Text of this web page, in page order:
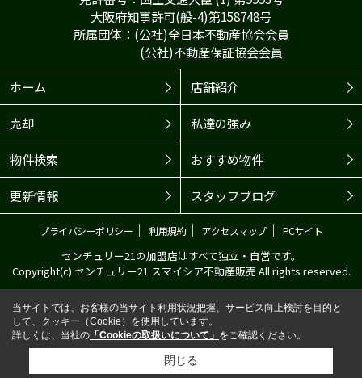
大阪府知事許可(般-4)第158748号
所属団体：(公社)全日本不動産協会会員
(公社)不動産保証協会会員
ホーム
店舗紹介
売却 私達の強み
物件検索 おすすめ物件
更新情報 スタッフブログ
プライバシーポリシー ｜ 利用規約｜ アクセスマップ｜ PCサイト
センチュリー21の加盟店はすべて独立・自営です。
Copyright(c) センチュリー21 スマイシア不動産販売 All rights reserved.
当サイトでは、お客様の当サイト利用状況把握、サービス向上検討を目的と
して、クッキー（Cookie）を使用しています。
詳しくは、当社の 「Cookieの取扱いについて」 をご確認ください。
閉じる